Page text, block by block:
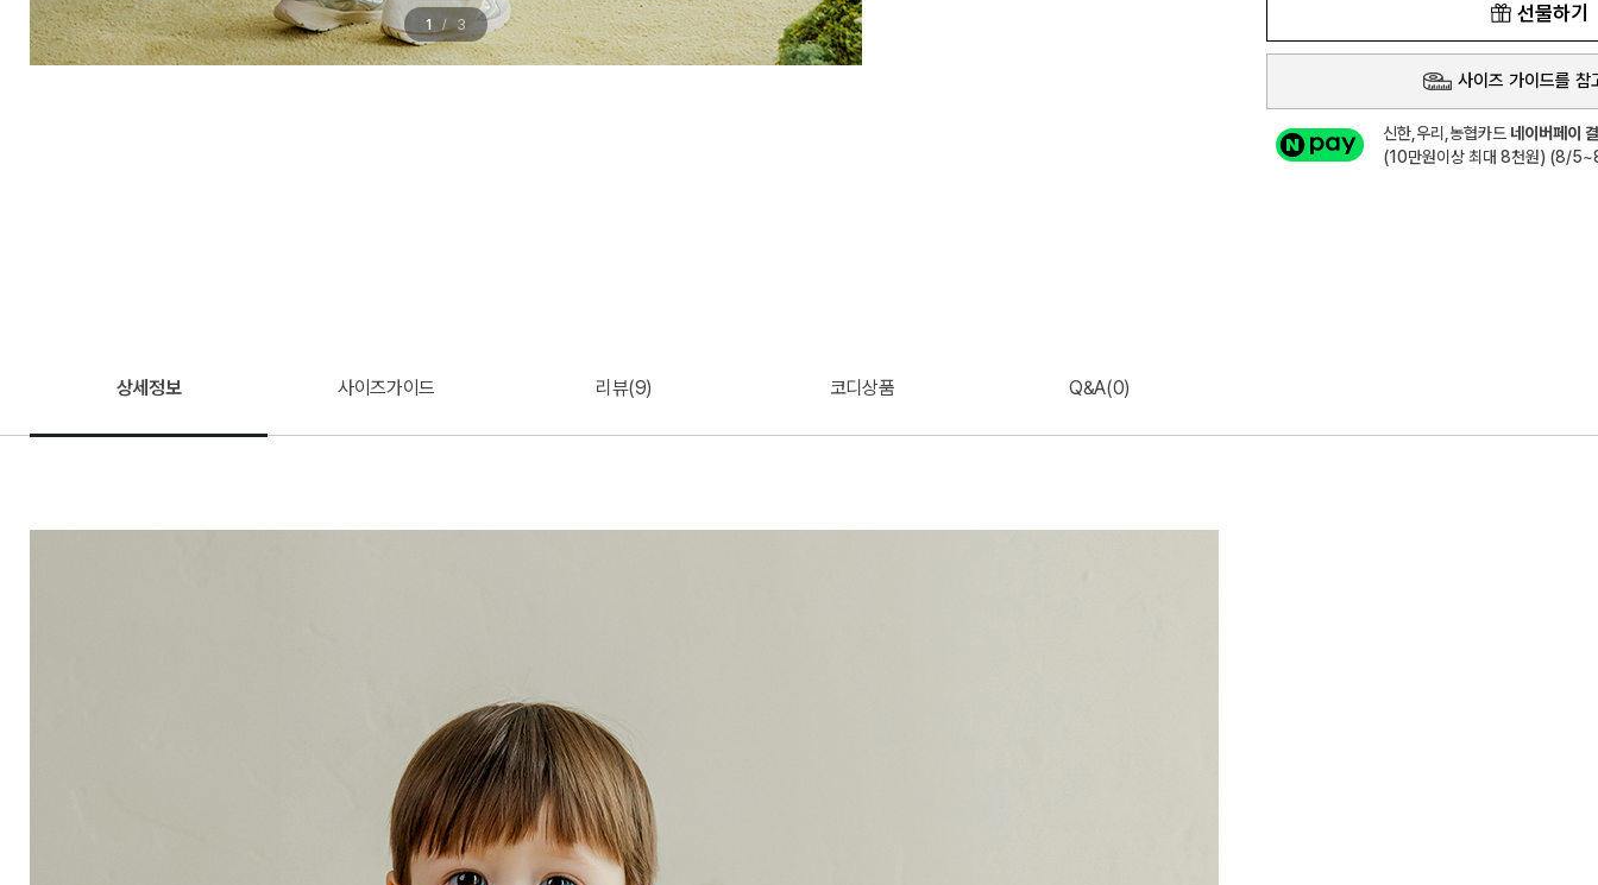
1 / 3 선물하기
사이즈 가이드를 참
신한,우리,농협카드 네이버페이
(10만원이상 최대 8천원) (8/
상세정보 사이즈가이드 리뷰(9) 코디상품 Q&A(0)